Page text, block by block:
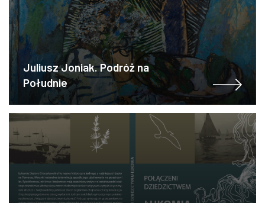
Juliusz Joniak. Podróż na
Południe